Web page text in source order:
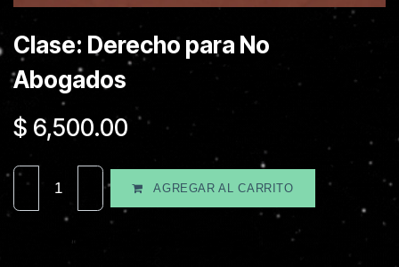
Clase: Derecho para No
Abogados
$ 6,500.00
AGREGAR AL CARRITO
Agregar a la lista de deseos